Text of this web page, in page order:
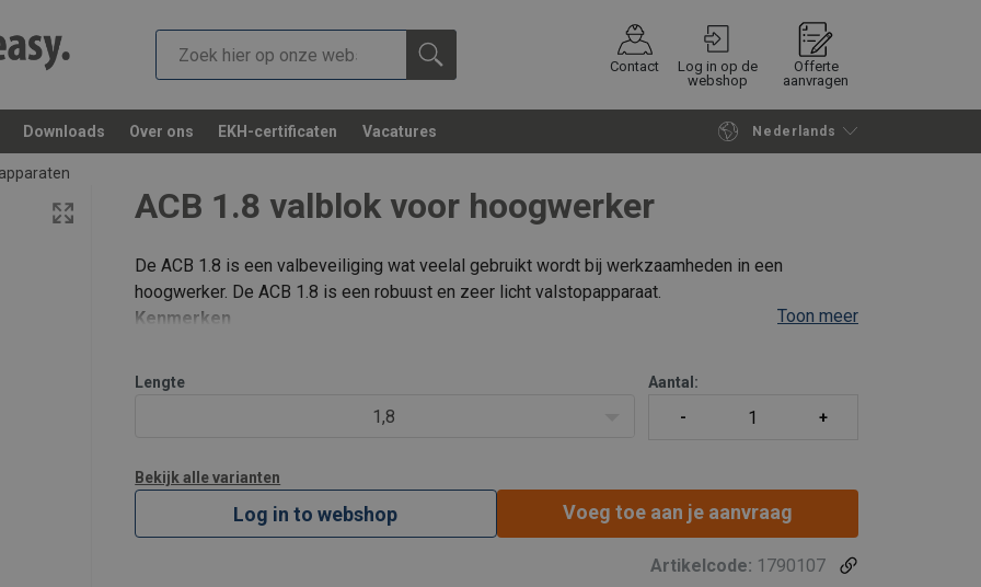
Contact
Log in op de
webshop
Offerte
aanvragen
Downloads Over ons EKH-certificaten Vacatures Nederlands
Verder winkelen Vraag offerte aan
ACB 1.8 valblok voor hoogwerker
De ACB 1.8 is een valbeveiliging wat veelal gebruikt wordt bij werkzaamheden in een
hoogwerker. De ACB 1.8 is een robuust en zeer licht valstopapparaat.
Kenmerken
Toon meer
Lengte
1,8
Aantal:
Bekijk alle varianten
Log in to webshop Voeg toe aan je aanvraag
Artikelcode: 1790107